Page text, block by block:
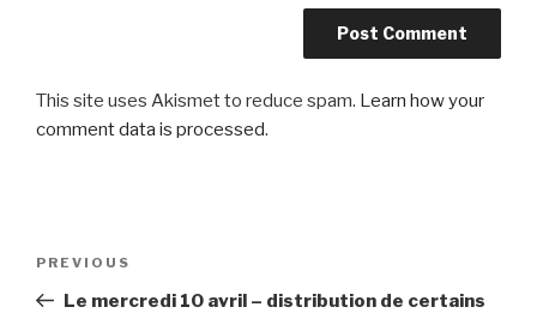
This site uses Akismet to reduce spam. Learn how your
comment data is processed.
Previous
Post
PREVIOUS
Le mercredi 10 avril – distribution de certains